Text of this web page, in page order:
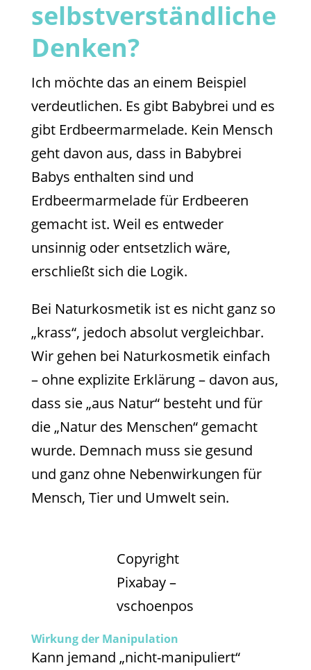
selbstverständliche
Denken?
Ich möchte das an einem Beispiel
verdeutlichen. Es gibt Babybrei und es
gibt Erdbeermarmelade. Kein Mensch
geht davon aus, dass in Babybrei
Babys enthalten sind und
Erdbeermarmelade für Erdbeeren
gemacht ist. Weil es entweder
unsinnig oder entsetzlich wäre,
erschließt sich die Logik.
Bei Naturkosmetik ist es nicht ganz so
„krass“, jedoch absolut vergleichbar.
Wir gehen bei Naturkosmetik einfach
– ohne explizite Erklärung – davon aus,
dass sie „aus Natur“ besteht und für
die „Natur des Menschen“ gemacht
wurde. Demnach muss sie gesund
und ganz ohne Nebenwirkungen für
Mensch, Tier und Umwelt sein.
Copyright
Pixabay –
vschoenpos
Wirkung der Manipulation
Kann jemand „nicht-manipuliert“